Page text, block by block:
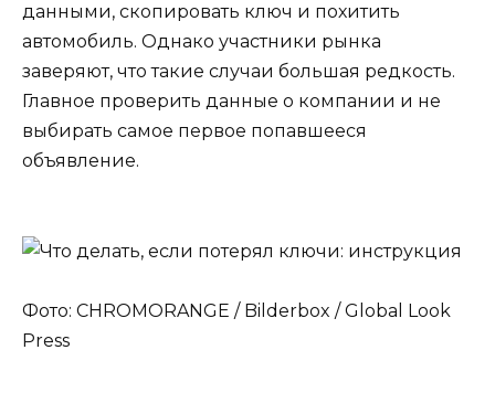
данными, скопировать ключ и похитить
автомобиль. Однако участники рынка
заверяют, что такие случаи большая редкость.
Главное проверить данные о компании и не
выбирать самое первое попавшееся
объявление.
Фото: CHROMORANGE / Bilderbox / Global Look
Press